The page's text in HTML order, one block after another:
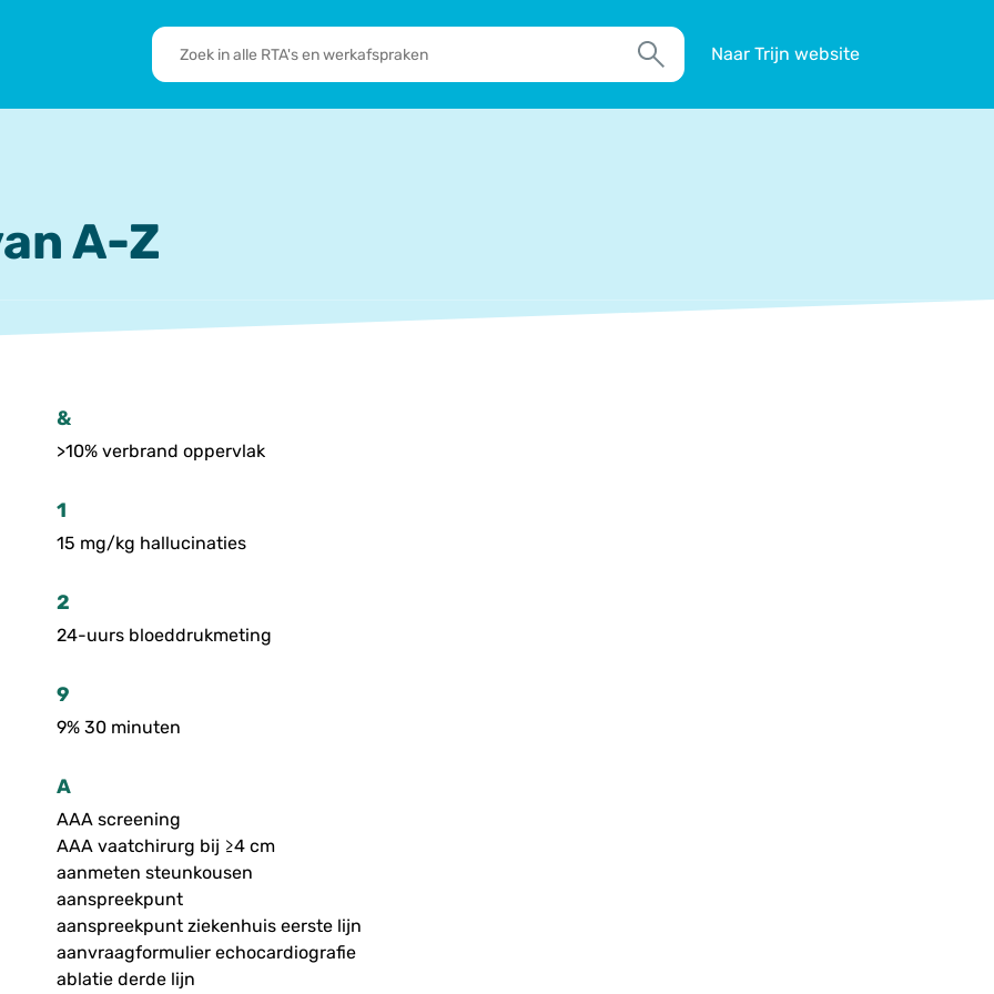
RTA's
en
Zoek
Naar Trijn website
A-Z
&
>10% verbrand oppervlak
1
15 mg/kg hallucinaties
2
24-uurs bloeddrukmeting
9
9% 30 minuten
A
AAA screening
AAA vaatchirurg bij ≥4 cm
aanmeten steunkousen
aanspreekpunt
aanspreekpunt ziekenhuis eerste lijn
aanvraagformulier echocardiografie
ablatie derde lijn